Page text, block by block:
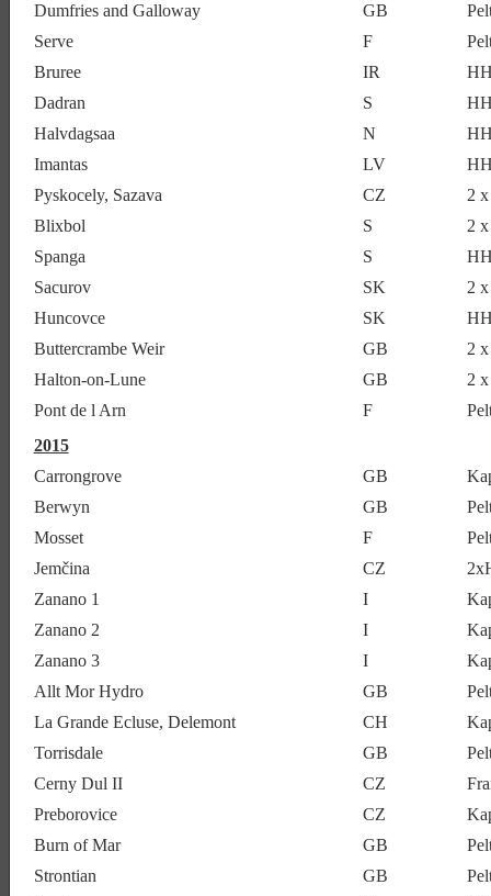
Dumfries and Galloway
GB
Serve
F
Bruree
IR
Dadran
S
Halvdagsaa
N
Imantas
LV
Pyskocely, Sazava
CZ
2
Blixbol
S
2
Spanga
S
Sacurov
SK
2
Huncovce
SK
Buttercrambe Weir
GB
2
Halton-on-Lune
GB
2
Pont de l Arn
F
2015
Carrongrove
GB
Berwyn
GB
Mosset
F
Jemčina
CZ
Zanano 1
I
Zanano 2
I
Zanano 3
I
Allt Mor Hydro
GB
La Grande Ecluse, Delemont
CH
Torrisdale
GB
Cerny Dul II
CZ
Preborovice
CZ
Burn of Mar
GB
Strontian
GB